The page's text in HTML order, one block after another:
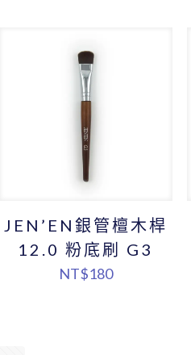
JEN’EN銀管檀木桿
12.0 粉底刷 G3
NT$180